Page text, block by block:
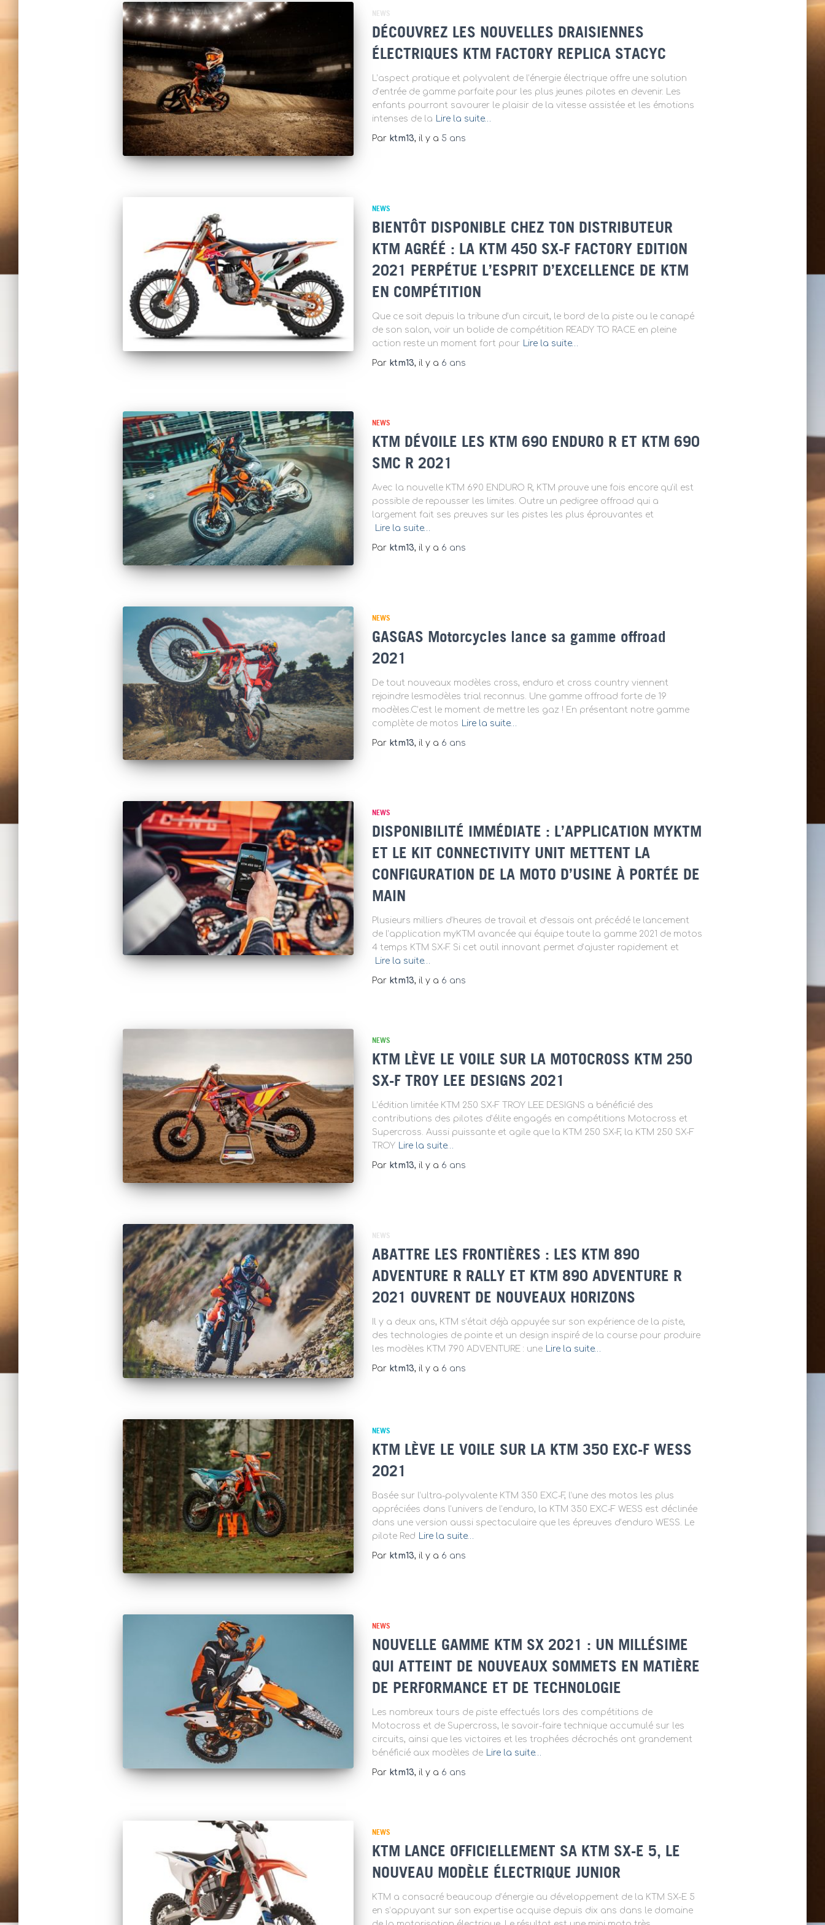
NEWS
DÉCOUVREZ LES NOUVELLES DRAISIENNES
ÉLECTRIQUES KTM FACTORY REPLICA STACYC
L’aspect pratique et polyvalent de l’énergie électrique offre une solution
d’entrée de gamme parfaite pour les plus jeunes pilotes en devenir. Les
enfants pourront savourer le plaisir de la vitesse assistée et les émotions
intenses de la Lire la suite…
Par ktm13, il y a 5 ans
NEWS
BIENTÔT DISPONIBLE CHEZ TON DISTRIBUTEUR
KTM AGRÉÉ : LA KTM 450 SX-F FACTORY EDITION
2021 PERPÉTUE L’ESPRIT D’EXCELLENCE DE KTM
EN COMPÉTITION
Que ce soit depuis la tribune d’un circuit, le bord de la piste ou le canapé
de son salon, voir un bolide de compétition READY TO RACE en pleine
action reste un moment fort pour
Lire la suite…
Par ktm13, il y a 6 ans
NEWS
KTM DÉVOILE LES KTM 690 ENDURO R ET KTM 690
SMC R 2021
Avec la nouvelle KTM 690 ENDURO R, KTM prouve une fois encore qu’il est
possible de repousser les limites. Outre un pedigree offroad qui a
largement fait ses preuves sur les pistes les plus éprouvantes et
Lire la suite…
Par ktm13, il y a 6 ans
NEWS
GASGAS Motorcycles lance sa gamme offroad
2021
De tout nouveaux modèles cross, enduro et cross country viennent
rejoindre lesmodèles trial reconnus. Une gamme offroad forte de 19
modèles.C’est le moment de mettre les gaz ! En présentant notre gamme
complète de motos
Lire la suite…
Par ktm13, il y a 6 ans
NEWS
DISPONIBILITÉ IMMÉDIATE : L’APPLICATION MYKTM
ET LE KIT CONNECTIVITY UNIT METTENT LA
CONFIGURATION DE LA MOTO D’USINE À PORTÉE DE
MAIN
Plusieurs milliers d’heures de travail et d’essais ont précédé le lancement
de l’application myKTM avancée qui équipe toute la gamme 2021 de motos
4 temps KTM SX-F. Si cet outil innovant permet d’ajuster rapidement et
Lire la suite…
Par ktm13, il y a 6 ans
NEWS
KTM LÈVE LE VOILE SUR LA MOTOCROSS KTM 250
SX-F TROY LEE DESIGNS 2021
L’édition limitée KTM 250 SX-F TROY LEE DESIGNS a bénéficié des
contributions des pilotes d’élite engagés en compétitions Motocross et
Supercross. Aussi puissante et agile que la KTM 250 SX-F, la KTM 250 SX-F
TROY Lire la suite…
Par ktm13, il y a 6 ans
NEWS
ABATTRE LES FRONTIÈRES : LES KTM 890
ADVENTURE R RALLY ET KTM 890 ADVENTURE R
2021 OUVRENT DE NOUVEAUX HORIZONS
Il y a deux ans, KTM s’était déjà appuyée sur son expérience de la piste,
des technologies de pointe et un design inspiré de la course pour produire
les modèles KTM 790 ADVENTURE : une Lire la suite…
Par ktm13, il y a 6 ans
NEWS
KTM LÈVE LE VOILE SUR LA KTM 350 EXC-F WESS
2021
Basée sur l’ultra-polyvalente KTM 350 EXC-F, l’une des motos les plus
appréciées dans l’univers de l’enduro, la KTM 350 EXC-F WESS est déclinée
dans une version aussi spectaculaire que les épreuves d’enduro WESS. Le
pilote Red Lire la suite…
Par ktm13, il y a 6 ans
NEWS
NOUVELLE GAMME KTM SX 2021 : UN MILLÉSIME
QUI ATTEINT DE NOUVEAUX SOMMETS EN MATIÈRE
DE PERFORMANCE ET DE TECHNOLOGIE
Les nombreux tours de piste effectués lors des compétitions de
Motocross et de Supercross, le savoir-faire technique accumulé sur les
circuits, ainsi que les victoires et les trophées décrochés ont grandement
bénéficié aux modèles de
Lire la suite…
Par ktm13, il y a 6 ans
NEWS
KTM LANCE OFFICIELLEMENT SA KTM SX-E 5, LE
NOUVEAU MODÈLE ÉLECTRIQUE JUNIOR
KTM a consacré beaucoup d’énergie au développement de la KTM SX-E 5
en s’appuyant sur son expertise acquise depuis dix ans dans le domaine